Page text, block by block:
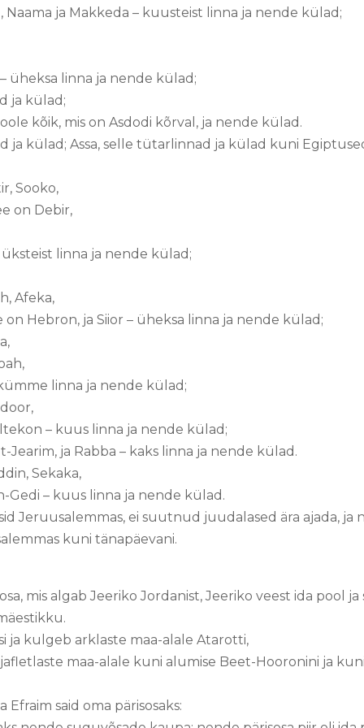
ja Makkeda – kuusteist linna ja nende külad;
üheksa linna ja nende külad;
ja külad;
kõik, mis on Asdodi kõrval, ja nende külad.
ja külad; Assa, selle tütarlinnad ja külad kuni
Sooko,
on Debir,
üksteist linna ja nende külad;
Afeka,
Hebron, ja Siior – üheksa linna ja nende külad;
linna ja nende külad;
– kuus linna ja nende külad;
Jearim, ja Rabba – kaks linna ja nende külad.
Sekaka,
Gedi – kuus linna ja nende külad.
Jeruusalemmas, ei suutnud juudalased ära ajada, ja
kuni tänapäevani.
mis algab Jeeriko Jordanist, Jeeriko veest ida pool
ja kulgeb arklaste maa-alale Atarotti,
maa-alale kuni alumise Beet-Hooronini ja
Efraim said oma pärisosaks: